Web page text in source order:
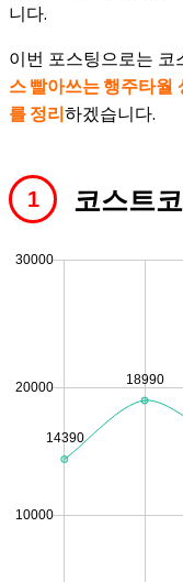
니다.
이번 포스팅으로는
스 빨아쓰는 행주타월
를 정리하겠습니다.
코스트